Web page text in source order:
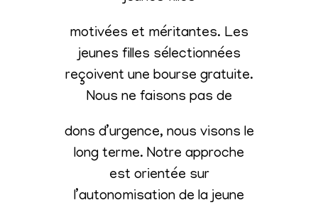
motivées et méritantes. Les
jeunes filles sélectionnées
reçoivent une bourse gratuite.
Nous ne faisons pas de
dons d’urgence, nous visons le
long terme. Notre approche
est orientée sur
l’autonomisation de la jeune